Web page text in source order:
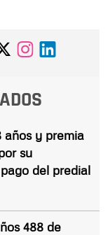
años y premia
su
del predial
488 de